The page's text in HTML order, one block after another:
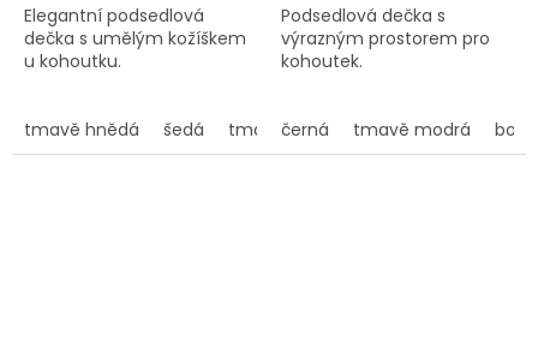
Elegantní podsedlová
dečka s umělým kožíškem
u kohoutku.
tmavě hnědá šedá tmavě modrá modrá tmavě
Podsedlová dečka s
výrazným prostorem pro
kohoutek.
černá tmavě modrá